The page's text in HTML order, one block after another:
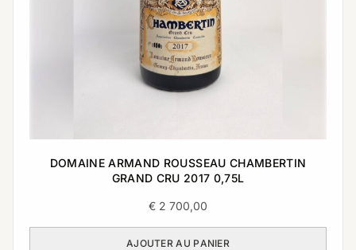
DOMAINE ARMAND ROUSSEAU CHAMBERTIN
GRAND CRU 2017 0,75L
€ 2 700,00
AJOUTER AU PANIER